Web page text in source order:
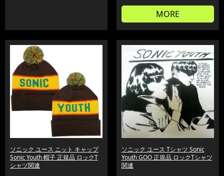
MORE
ソニック ユース ニット キャップ
Sonic Youth 帽子 正規品 ロックT
シャツ関連
ソニック ユース Tシャツ Sonic
Youth GOO 正規品 ロックTシャツ
関連